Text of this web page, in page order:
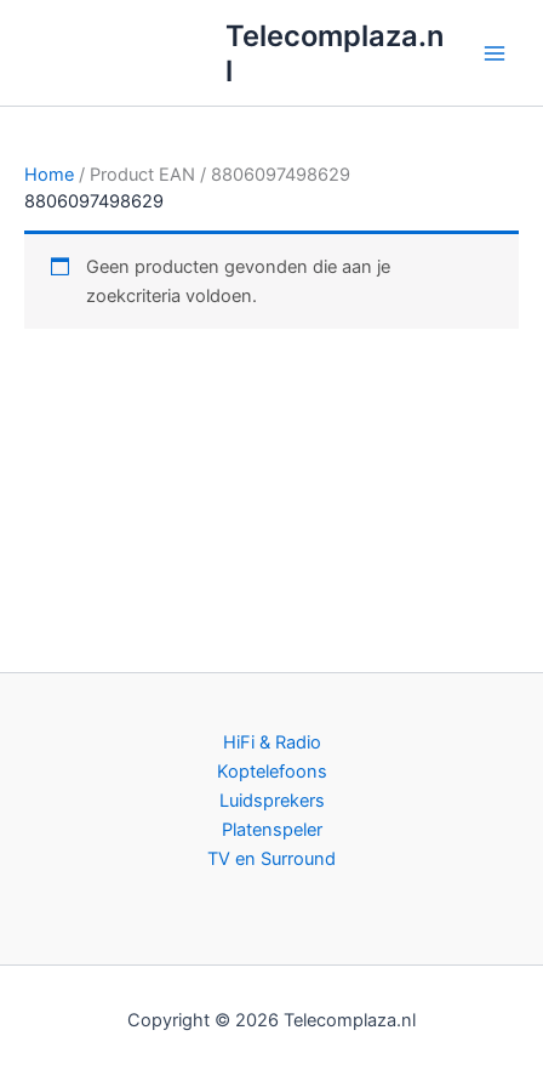
inhoud
Telecomplaza.n
l
Home / Product EAN / 8806097498629
8806097498629
Geen producten gevonden die aan je
zoekcriteria voldoen.
HiFi & Radio
Koptelefoons
Luidsprekers
Platenspeler
TV en Surround
Copyright © 2026 Telecomplaza.nl